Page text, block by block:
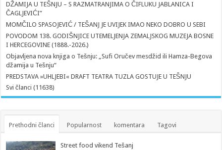
DŽAMIJA U TEŠNJU – S RAZMATRANJIMA O ČIFLUKU JABLANICA I
ČAGLJEVIĆI”
MOMČILO SPASOJEVIĆ / TEŠANJ JE UVIJEK IMAO NEKO DOBRO U SEBI
POVODOM 138. GODIŠNJICE UTEMELJENJA ZEMALJSKOG MUZEJA BOSNE
I HERCEGOVINE (1888.-2026.)
Objavljena nova knjiga o Tešnju: „Sufi Oručev mesdžid ili Hamza-Begova
džamija u Tešnju“
PREDSTAVA »UHLJEBI« DRAFT TEATRA TUZLA GOSTUJE U TEŠNJU
Svi članci (11638)
Prethodni članci Popularnost komentara Tagovi
Street food vikend Tešanj